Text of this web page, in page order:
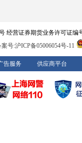
经营证券期货业务许可证编
案号:沪ICP备05006054号-11
告服务 供应商平台